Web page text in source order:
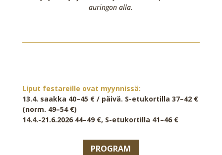
auringon alla.
Liput festareille ovat myynnissä:
13.4. saakka 40–45 € / päivä. S-etukortilla 37–42 €
(norm. 49–54 €)
14.4.-21.6.2026 44–49 €, S-etukortilla 41–46 €
PROGRAM